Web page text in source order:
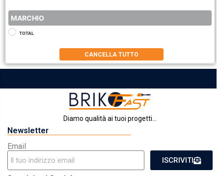
MARCHIO
TOTAL
CANCELLA TUTTO
Diamo qualità ai tuoi progetti...
Newsletter
Email
ISCRIVITI